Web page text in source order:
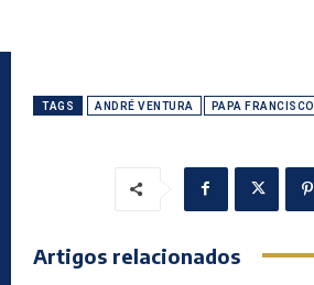
TAGS ANDRÉ VENTURA PAPA FRANCISCO
Artigos relacionados